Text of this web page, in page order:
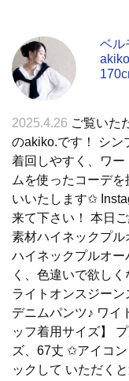
ベル
akiko
2025.4.26 ご覧いた
のakiko.です！ シ
着回しやすく、ワ
ムを使ったコーデ
いいたします✩︎
来て下さい！ 本日
素材ハイネックプ
ハイネックプルオ
く、色違いで欲し
ライトオンスジー
デニムパンツ♪ ワ
ッフ着用サイズ】
ズ、67丈 ✩アイコ
ックして いただく